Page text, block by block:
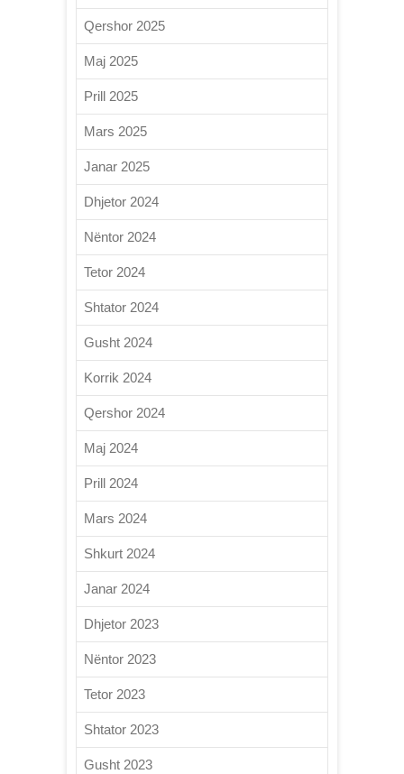
Qershor 2025
Maj 2025
Prill 2025
Mars 2025
Janar 2025
Dhjetor 2024
Nëntor 2024
Tetor 2024
Shtator 2024
Gusht 2024
Korrik 2024
Qershor 2024
Maj 2024
Prill 2024
Mars 2024
Shkurt 2024
Janar 2024
Dhjetor 2023
Nëntor 2023
Tetor 2023
Shtator 2023
Gusht 2023